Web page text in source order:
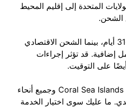
المتحدة إلى إقليم المحيط
الشحن.
الشحن السريع يستغرق 21-31 أيام، بينما الشحن الاقتصادي
21-31 أيام عمل إضافية. قد تؤثر إجراءات
على التوقيت.
تقدم Qwintry الشحن إلى , Coral Sea Islands وجميع أنحاء
ما عليك سوى اختيار الخدمة